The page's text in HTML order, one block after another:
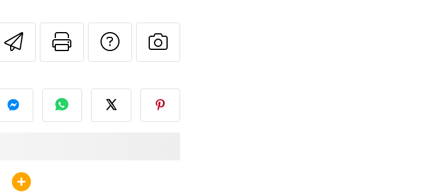
Enviar esta receta a un amigo
Imprimir esta página
Preguntar al autor
Publicar la foto de esta receta